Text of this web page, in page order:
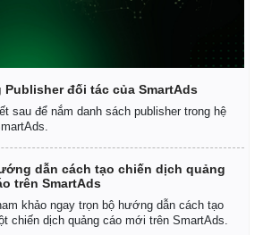
Publisher đối tác của SmartAds
sau để nắm danh sách publisher trong hệ
dẫn cách tạo chiến dịch quảng
trên SmartAds
khảo ngay trọn bộ hướng dẫn cách tạo
chiến dịch quảng cáo mới trên SmartAds.